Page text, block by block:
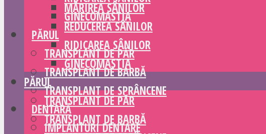
GINECOMASTIA
PĂRUL
TRANSPLANT DE PĂR
TRANSPLANT DE BARBĂ
TRANSPLANT DE SPRÂNCENE
DENTARĂ
IMPLANTURI DENTARE
MĂRIREA SÂNILOR
REDUCEREA SÂNILOR
RIDICAREA SÂNILOR
GINECOMASTIA
PĂRUL
TRANSPLANT DE PĂR
TRANSPLANT DE BARBĂ